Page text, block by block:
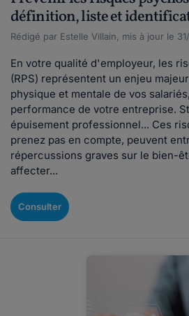
définition, liste et
Rédigé par Estelle Villain, mis à jour le
En votre qualité d'employeur, les
(RPS) représentent un enjeu
physique et mentale de vos
performance de votre entreprise.
épuisement professionnel... Ces
prenez pas en compte, peuvent
répercussions graves sur le bien-
affecter...
Consulter